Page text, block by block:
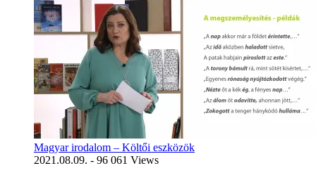
Magyar irodalom – Költői eszközök
2021.08.09. - 96 061 Views